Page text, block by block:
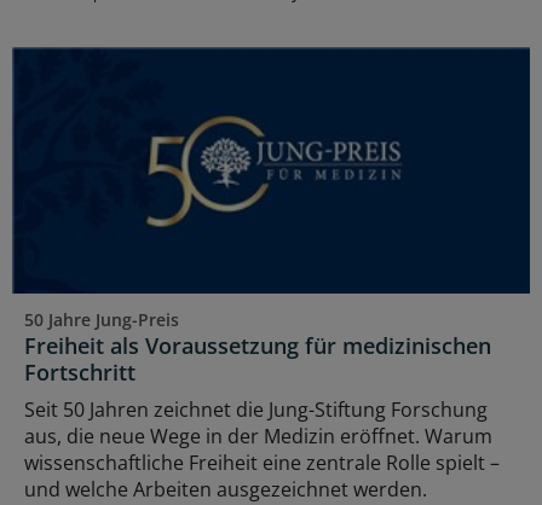
50 Jahre Jung-Preis
Freiheit als Voraussetzung für medizinischen
Fortschritt
Seit 50 Jahren zeichnet die Jung-Stiftung Forschung
aus, die neue Wege in der Medizin eröffnet. Warum
wissenschaftliche Freiheit eine zentrale Rolle spielt –
und welche Arbeiten ausgezeichnet werden.